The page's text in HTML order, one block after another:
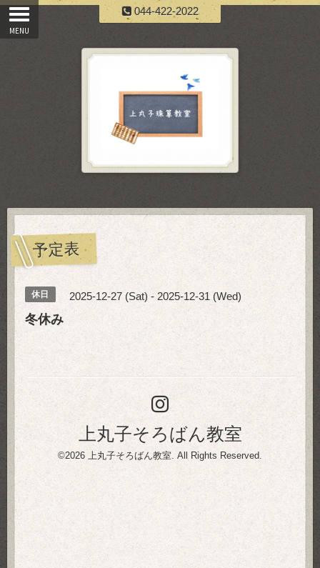
044-422-2022
予定表
休日 2025-12-27 (Sat) - 2025-12-31 (Wed)
冬休み
上丸子そろばん教室
©2026 上丸子そろばん教室 . All Rights Reserved.